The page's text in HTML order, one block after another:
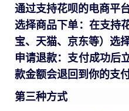
通过支持花呗的电商平台
选择商品下单：在支持
宝、天猫、京东等）选
申请退款：支付成功后
款金额会退回到你的支
第三种方式